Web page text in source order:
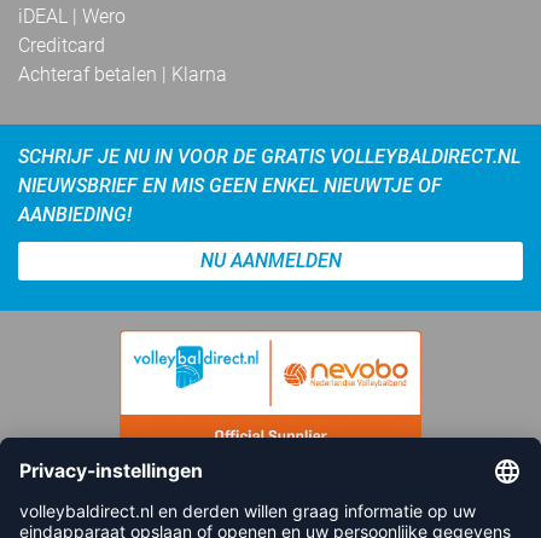
iDEAL | Wero
Creditcard
Achteraf betalen | Klarna
SCHRIJF JE NU IN VOOR DE GRATIS VOLLEYBALDIRECT.NL
NIEUWSBRIEF EN MIS GEEN ENKEL NIEUWTJE OF
AANBIEDING!
NU AANMELDEN